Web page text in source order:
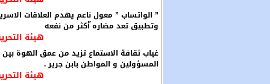
” الواتساب ” معول ناعم يهدم العلاقات
وتطبيق تعد مضاره ّأكثر من نفعه
هيئة
غياب ثقافة الاستماع تزيد من عمق الهوة بين
المسؤولين و المواطن بابن جرير .
هيئة